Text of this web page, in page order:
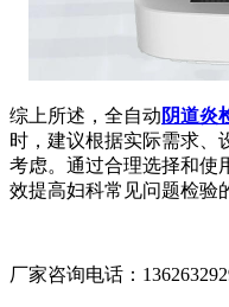
综上所述，全自动 阴道炎
时，建议根据实际需求、
考虑。通过合理选择和使
效提高妇科常见问题检验
厂家咨询电话：